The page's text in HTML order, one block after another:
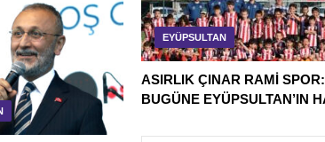
EYÜPSULTAN
ASIRLIK ÇINAR RAMİ SPOR:
BUGÜNE EYÜPSULTAN’IN